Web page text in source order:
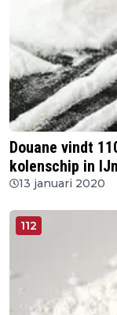
Douane vindt
kolenschip in
13 januari 2020
112